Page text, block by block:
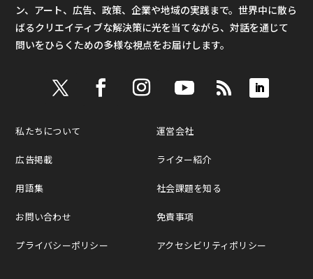
ン、アート、広告、政策、企業や地域の実践まで。世界中に散ら
ばるクリエイティブな解決策に光を当てながら、対話を通じて
問いをひらくための多様な視点をお届けします。
私たちについて
広告掲載
用語集
お問い合わせ
プライバシーポリシー
運営会社
ライター紹介
社会課題を知る
免責事項
アクセシビリティポリシー